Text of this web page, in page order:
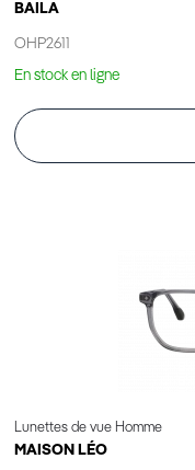
BAILA
OHP2611
En stock en ligne
Lunettes de vue Homme
MAISON LÉO